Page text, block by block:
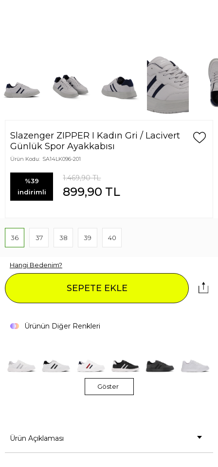
Slazenger ZIPPER I Kadın Gri / Lacivert
Günlük Spor Ayakkabısı
Ürün Kodu: SA14LK096-201
%39
indirimli
1.469,90TL
899,90 TL
36 37 38 39 40
Hangi Bedenim?
SEPETE EKLE
Ürünün Diğer Renkleri
Göster
Ürün Açıklaması